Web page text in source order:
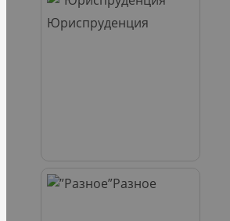
Юриспруденция
Разное